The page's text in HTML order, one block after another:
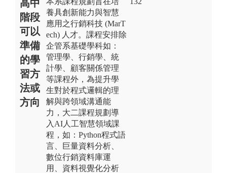
高中
階段
可以
準備
的學
習方
法或
方向
養具創新能力與智慧
應用之行銷科技 (MarT
ech) 人才。課程安排除
企管系基礎學科如：
管理學、行銷學、統
計學、顧客關係管理
等課程外，為提升學
生對於程式邏輯的理
解與跨領域溝通能
力，大二課程規劃導
入AI人工智慧領域課
程，如：Python程式語
言、巨量資料分析、
數位行銷資料庫運
用、資料視覺化分析